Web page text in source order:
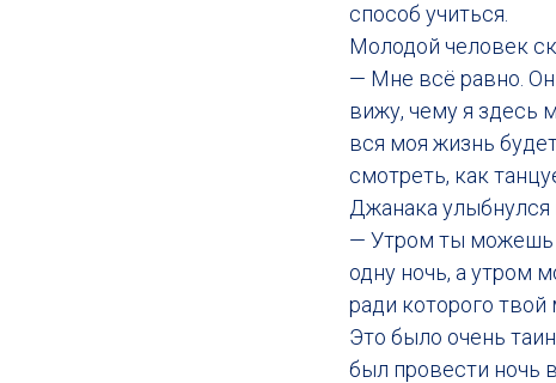
способ учиться.
Молодой человек
— Мне всё равно. Он
вижу, чему я здесь
вся моя жизнь
смотреть, как
Джанака улыбнулся
— Утром ты можешь
одну ночь, а утром
ради которого твой
Это было очень
был провести ночь